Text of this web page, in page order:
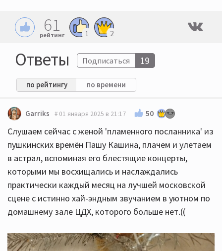
61
рейтинг 1 2
Ответы Подписаться 19
по рейтингу по времени
Garriks 01 января 2025 в 21:17 50
Слушаем сейчас с женой 'пламенного посланника' из
пушкинских времён Пашу Кашина, плачем и улетаем
в астрал, вспоминая его блестящие концерты,
которыми мы восхищались и наслаждались
практически каждый месяц на лучшей московской
сцене с истинно хай-эндным звучанием в уютном по
домашнему зале ЦДХ, которого больше нет.((